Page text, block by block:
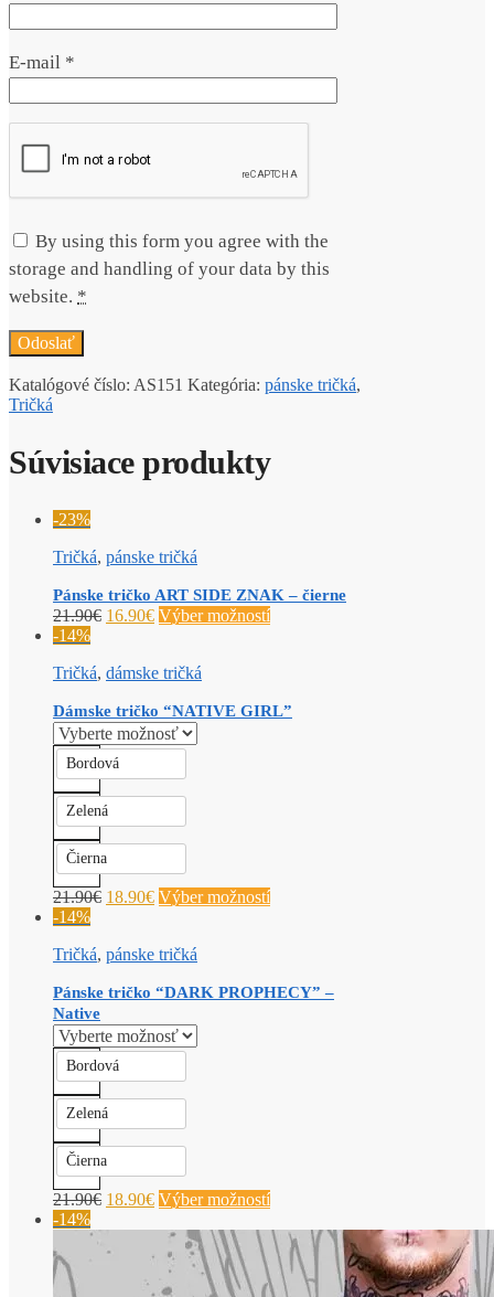
E-mail *
By using this form you agree with the
storage and handling of your data by this
website. *
Katalógové číslo: AS151 Kategória: pánske tričká,
Tričká
Súvisiace produkty
-23%
Tričká, pánske tričká
Pánske tričko ART SIDE ZNAK – čierne
21.90€ 16.90€ Výber možností
-14%
Tričká, dámske tričká
Dámske tričko “NATIVE GIRL”
Bordová
Zelená
Čierna
21.90€ 18.90€ Výber možností
-14%
Tričká, pánske tričká
Pánske tričko “DARK PROPHECY” –
Native
Bordová
Zelená
Čierna
21.90€ 18.90€ Výber možností
-14%